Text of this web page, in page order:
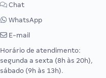
Chat
WhatsApp
E-mail
Horário de atendimento:
segunda a sexta (8h às 20h),
sábado (9h às 13h).